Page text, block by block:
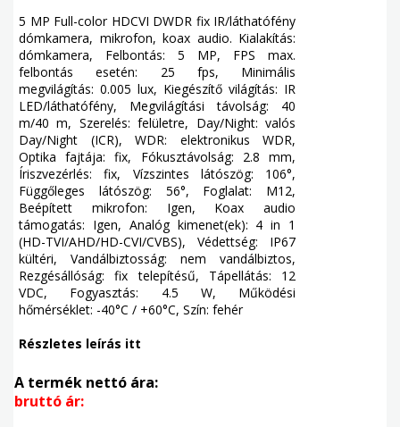
5 MP Full-color HDCVI DWDR fix IR/láthatófény
dómkamera, mikrofon, koax audio. Kialakítás:
dómkamera, Felbontás: 5 MP, FPS max.
felbontás esetén: 25 fps, Minimális
megvilágítás: 0.005 lux, Kiegészítő világítás: IR
LED/láthatófény, Megvilágítási távolság: 40
m/40 m, Szerelés: felületre, Day/Night: valós
Day/Night (ICR), WDR: elektronikus WDR,
Optika fajtája: fix, Fókusztávolság: 2.8 mm,
Íriszvezérlés: fix, Vízszintes látószög: 106°,
Függőleges látószög: 56°, Foglalat: M12,
Beépített mikrofon: Igen, Koax audio
támogatás: Igen, Analóg kimenet(ek): 4 in 1
(HD-TVI/AHD/HD-CVI/CVBS), Védettség: IP67
kültéri, Vandálbiztosság: nem vandálbiztos,
Rezgésállóság: fix telepítésű, Tápellátás: 12
VDC, Fogyasztás: 4.5 W, Működési
hőmérséklet: -40°C / +60°C, Szín: fehér
Részletes leírás itt
A termék nettó ára:
bruttó ár: